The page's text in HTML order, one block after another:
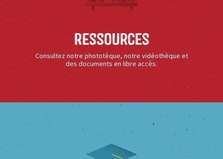
Ressources
Consultez notre phototèque, notre vidéothèque et
des documents en libre accès.